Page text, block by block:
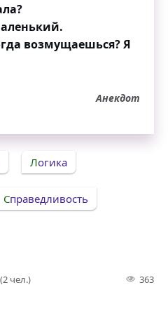
возмущаешься? Я
Анекдот
Логика
Справедливость
чел.) 363